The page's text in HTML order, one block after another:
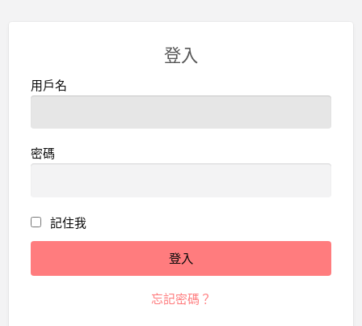
登入
用戶名
密碼
記住我
忘記密碼？